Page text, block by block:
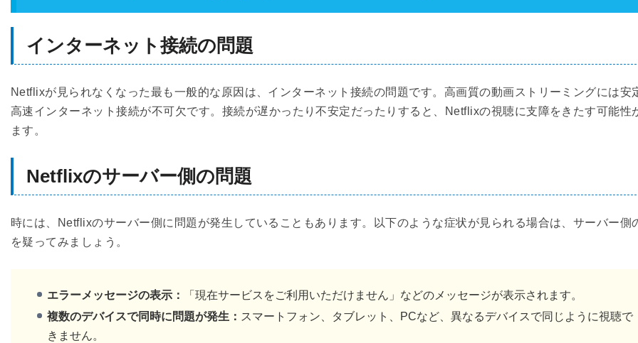
インターネット接続の問題
Netflixが見られなくなった最も一般的な原因は、インターネット接続の問題です。高画質の動画ストリーミングには安
高速インターネット接続が不可欠です。接続が遅かったり不安定だったりすると、Netflixの視聴に支障をきたす可能性
ます。
Netflixのサーバー側の問題
時には、Netflixのサーバー側に問題が発生していることもあります。以下のような症状が見られる場合は、サーバー側
を疑ってみましょう。
エラーメッセージの表示：
「現在サービスをご利用いただけません」などのメッセージが表示されます。
複数のデバイスで同時に問題が発生： スマートフォン、タブレット、PCなど、異なるデバイスで同じように視聴で
きません。